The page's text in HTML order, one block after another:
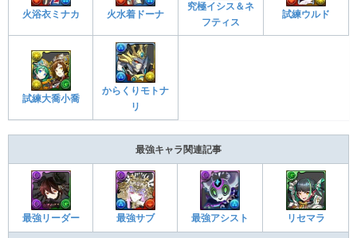
火浴衣ミナカ 火水着ドーナ
究極イシス＆ネ
フティス
試練ウルド
試練大喬小喬
からくりモトナ
リ
最強キャラ関連記事
最強リーダー 最強サブ 最強アシスト リセマラ